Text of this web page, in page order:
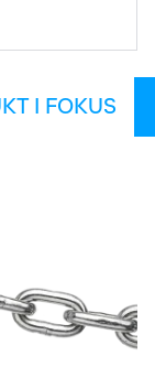
I FOKUS